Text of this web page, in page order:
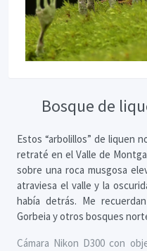
Bosque de
Estos “arbolillos” de liquen
retraté en el Valle de
sobre una roca musgosa
atraviesa el valle y la
había detrás. Me
Gorbeia y otros bosques
Cámara Nikon D300 con